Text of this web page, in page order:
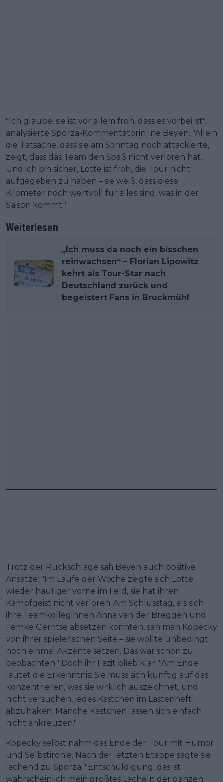
"Ich glaube, sie ist vor allem froh, dass es vorbei ist",
analysierte Sporza-Kommentatorin Ine Beyen. "Allein
die Tatsache, dass sie am Sonntag noch attackierte,
zeigt, dass das Team den Spaß nicht verloren hat.
Und ich bin sicher, Lotte ist froh, die Tour nicht
aufgegeben zu haben – sie weiß, dass diese
Kilometer noch wertvoll für alles sind, was in der
Saison kommt."
Weiterlesen
„Ich muss da noch ein bisschen
reinwachsen“ – Florian Lipowitz
kehrt als Tour-Star nach
Deutschland zurück und
begeistert Fans in Bruckmühl
Trotz der Rückschläge sah Beyen auch positive
Ansätze: "Im Laufe der Woche zeigte sich Lotte
wieder häufiger vorne im Feld, sie hat ihren
Kampfgeist nicht verloren. Am Schlusstag, als sich
ihre Teamkolleginnen Anna van der Breggen und
Femke Gerritse absetzen konnten, sah man Kopecky
von ihrer spielerischen Seite – sie wollte unbedingt
noch einmal Akzente setzen. Das war schön zu
beobachten." Doch ihr Fazit blieb klar: "Am Ende
lautet die Erkenntnis: Sie muss sich künftig auf das
konzentrieren, was sie wirklich auszeichnet, und
nicht versuchen, jedes Kästchen im Lastenheft
abzuhaken. Manche Kästchen lassen sich einfach
nicht ankreuzen."
Kopecky selbst nahm das Ende der Tour mit Humor
und Selbstironie. Nach der letzten Etappe sagte sie
lachend zu Sporza: "Entschuldigung, das ist
wahrscheinlich mein größtes Lächeln der ganzen